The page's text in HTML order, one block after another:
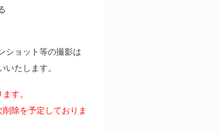
ショット等の撮影は
たします。
す。
除を予定しておりま